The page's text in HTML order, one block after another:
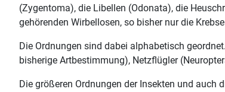
(Zygentoma), die Libellen (Odonata), die
gehörenden Wirbellosen, so bisher nur die
Die Ordnungen sind dabei alphabetisch
bisherige Artbestimmung), Netzflügler
Die größeren Ordnungen der Insekten und auch